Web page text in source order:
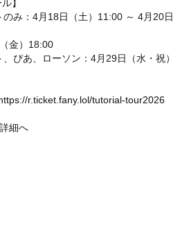
】
み：4月18日（土）11:00 ～ 4月20日
金）18:00
ぴあ、ローソン：4月29日（水・祝）
r.ticket.fany.lol/tutorial-tour2026
細へ